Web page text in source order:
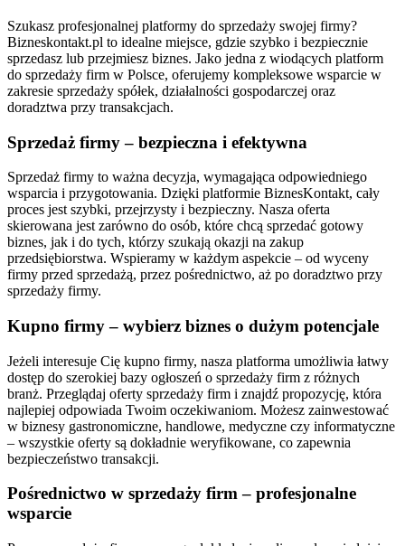
Szukasz profesjonalnej platformy do sprzedaży swojej firmy?
Bizneskontakt.pl to idealne miejsce, gdzie szybko i bezpiecznie
sprzedasz lub przejmiesz biznes. Jako jedna z wiodących platform
do sprzedaży firm w Polsce, oferujemy kompleksowe wsparcie w
zakresie sprzedaży spółek, działalności gospodarczej oraz
doradztwa przy transakcjach.
Sprzedaż firmy – bezpieczna i efektywna
Sprzedaż firmy to ważna decyzja, wymagająca odpowiedniego
wsparcia i przygotowania. Dzięki platformie BiznesKontakt, cały
proces jest szybki, przejrzysty i bezpieczny. Nasza oferta
skierowana jest zarówno do osób, które chcą sprzedać gotowy
biznes, jak i do tych, którzy szukają okazji na zakup
przedsiębiorstwa. Wspieramy w każdym aspekcie – od wyceny
firmy przed sprzedażą, przez pośrednictwo, aż po doradztwo przy
sprzedaży firmy.
Kupno firmy – wybierz biznes o dużym potencjale
Jeżeli interesuje Cię kupno firmy, nasza platforma umożliwia łatwy
dostęp do szerokiej bazy ogłoszeń o sprzedaży firm z różnych
branż. Przeglądaj oferty sprzedaży firm i znajdź propozycję, która
najlepiej odpowiada Twoim oczekiwaniom. Możesz zainwestować
w biznesy gastronomiczne, handlowe, medyczne czy informatyczne
– wszystkie oferty są dokładnie weryfikowane, co zapewnia
bezpieczeństwo transakcji.
Pośrednictwo w sprzedaży firm – profesjonalne
wsparcie